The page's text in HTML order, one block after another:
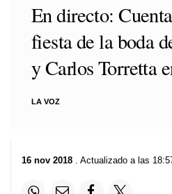
En directo:
fiesta de la boda
y Carlos Torretta
LA VOZ
16 nov 2018 . Actualizado a las